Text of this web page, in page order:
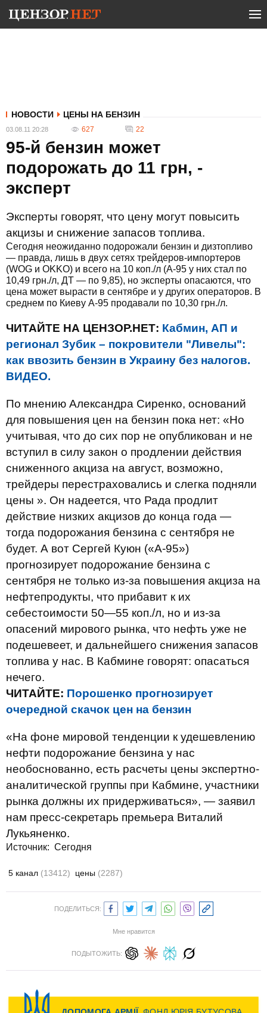
НОВОСТИ ЦЕНЫ НА БЕНЗИН
03.08.11 20:28 627 22
95-й бензин может
подорожать до 11 грн, -
эксперт
Эксперты говорят, что цену могут повысить
акцизы и снижение запасов топлива.
Сегодня неожиданно подорожали бензин и дизтопливо
— правда, лишь в двух сетях трейдеров-импортеров
(WOG и OKKO) и всего на 10 коп./л (А-95 у них стал по
10,49 грн./л, ДТ — по 9,85), но эксперты опасаются, что
цена может вырасти в сентябре и у других операторов. В
среднем по Киеву А-95 продавали по 10,30 грн./л.
ЧИТАЙТЕ НА ЦЕНЗОР.НЕТ: Кабмин, АП и
регионал Зубик – покровители "Ливелы":
как ввозить бензин в Украину без налогов.
ВИДЕО.
По мнению Александра Сиренко, оснований
для повышения цен на бензин пока нет: «Но
учитывая, что до сих пор не опубликован и не
вступил в силу закон о продлении действия
сниженного акциза на август, возможно,
трейдеры перестраховались и слегка подняли
цены ». Он надеется, что Рада продлит
действие низких акцизов до конца года —
тогда подорожания бензина с сентября не
будет. А вот Сергей Куюн («А-95»)
прогнозирует подорожание бензина с
сентября не только из-за повышения акциза на
нефтепродукты, что прибавит к их
себестоимости 50—55 коп./л, но и из-за
опасений мирового рынка, что нефть уже не
подешевеет, и дальнейшего снижения запасов
топлива у нас. В Кабмине говорят: опасаться
нечего.
ЧИТАЙТЕ: Порошенко прогнозирует
очередной скачок цен на бензин
«На фоне мировой тенденции к удешевлению
нефти подорожание бензина у нас
необоснованно, есть расчеты цены экспертно-
аналитической группы при Кабмине, участники
рынка должны их придерживаться», — заявил
нам пресс-секретарь премьера Виталий
Лукьяненко.
Источник: Сегодня
5 канал (13412) цены (2287)
ПОДЕЛИТЬСЯ:
Мне нравится
ПОДЫТОЖИТЬ: